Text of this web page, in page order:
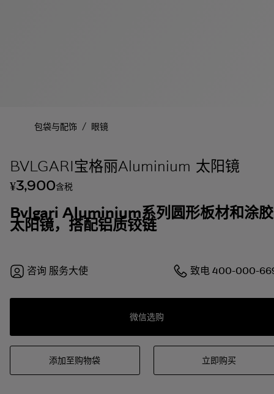
包袋与配饰 / 眼镜
BVLGARI宝格丽Aluminium 太阳镜
¥3,900含税
Bvlgari Aluminium系列圆形板材和涂胶
太阳镜，搭配铝质铰链
咨询 服务大使 致电400-000-
微信选购
添加至购物袋 立即购买